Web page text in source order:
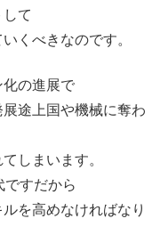
て
くべきなのです。
の進展で
途上国や機械に奪わ
しまいます。
ですだから
を高めなければなり